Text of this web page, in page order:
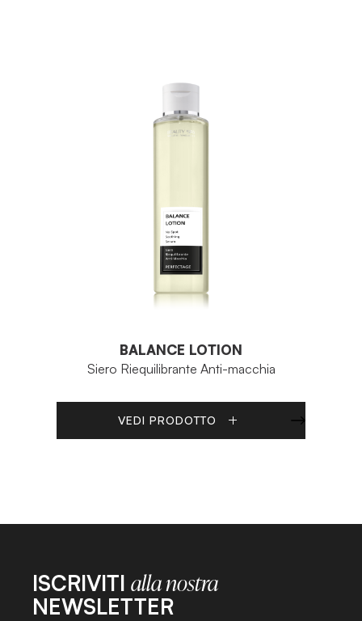
BALANCE LOTION
Siero Riequilibrante Anti-macchia
VEDI PRODOTTO
ISCRIVITI alla nostra
NEWSLETTER